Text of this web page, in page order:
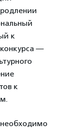
к
—
к
необходимо